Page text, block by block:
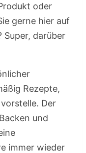
oder
gerne hier auf
Super, darüber
Rezepte,
Der
und
immer wieder